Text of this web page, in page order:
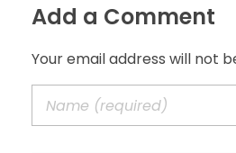
Add a Comment
Your email address will not